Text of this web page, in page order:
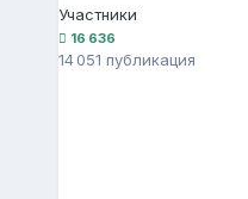
Участники
16 636
14 051 публикация